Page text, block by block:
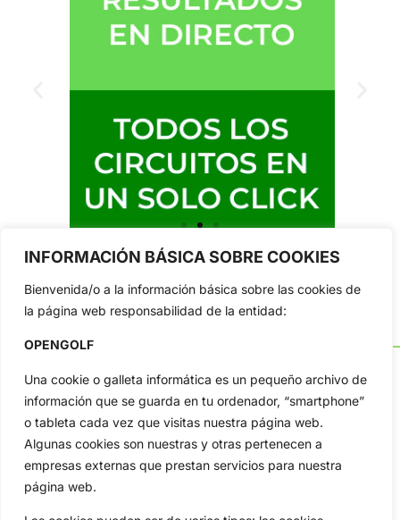
INFORMACIÓN BÁSICA SOBRE COOKIES
Bienvenida/o a la información básica sobre las cookies de
la página web responsabilidad de la entidad:
OPENGOLF
Una cookie o galleta informática es un pequeño archivo de
información que se guarda en tu ordenador, “smartphone”
o tableta cada vez que visitas nuestra página web.
Algunas cookies son nuestras y otras pertenecen a
empresas externas que prestan servicios para nuestra
página web.
OpenGolf ofrece toda la actualidad, información del golf
profesional y amateur, resultados en directo, vídeos, noticias,
Jon Rahm, LIV Golf, PGA Tour, Ryder Cup, DP World Tour, LPGA
Tour...